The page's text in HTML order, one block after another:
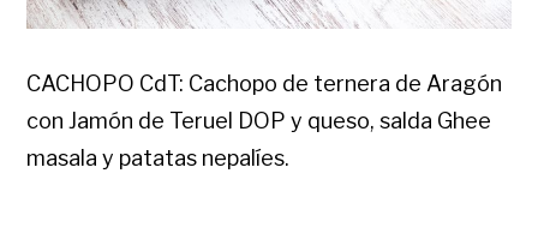
CACHOPO CdT: Cachopo de ternera de Aragón
con Jamón de Teruel DOP y queso, salda Ghee
masala y patatas nepalíes.